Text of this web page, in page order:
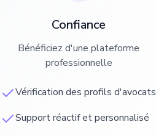
Confiance
Bénéficiez d'une plateforme
professionnelle
Vérification des profils d'avocats
Support réactif et personnalisé